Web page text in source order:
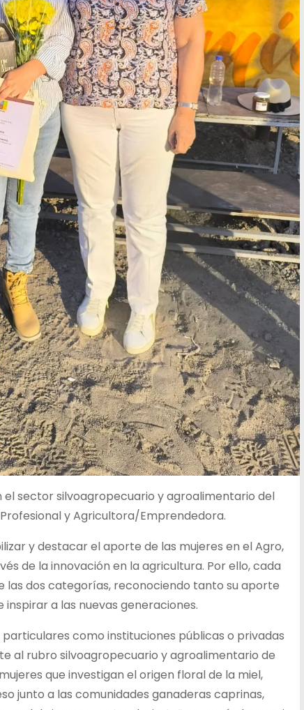
elsector silvoagropecuario y agroalimentario del
y Agricultora/Emprendedora.
y destacar el aporte de las mujeres en el Agro,
de la innovación en la agricultura. Por ello, cada
las dos categorías, reconociendo tanto su aporte
a las nuevas generaciones.
como instituciones públicas o privadas
al rubro silvoagropecuario y agroalimentario de
que investigan el origen floral de la miel,
junto a las comunidades ganaderas caprinas,